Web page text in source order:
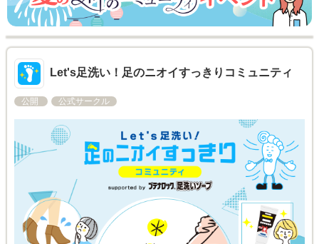
Let's足洗い！足のニオイすっきりコミュニティ
公開 公式サークル